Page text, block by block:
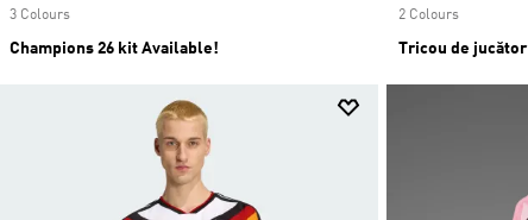
3 Colours
Champions 26 kit Available!
2 Colours
Tricou de jucător